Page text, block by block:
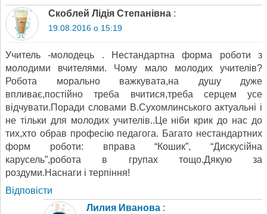
Скоблей Лідія Степанівна :
19.08.2016 о 15:19
Учитель -молодець . Нестандартна форма роботи з
молодими вчителями. Чому мало молодих учителів?
Робота морально важкувата,на душу дуже
впливає,постійно треба вчитися,треба серцем усе
відчувати.Поради словами В.Сухомлинського актуальні і
не тільки для молодих учителів..Це ніби крик до нас до
тих,хто обрав професію педагога. Багато нестандартних
форм роботи: вправа “Кошик”, “Дискусійна
карусель”,робота в групах тощо.Дякую за
роздуми.Наснаги і терпіння!
Відповіcти
Лилия Иванова :